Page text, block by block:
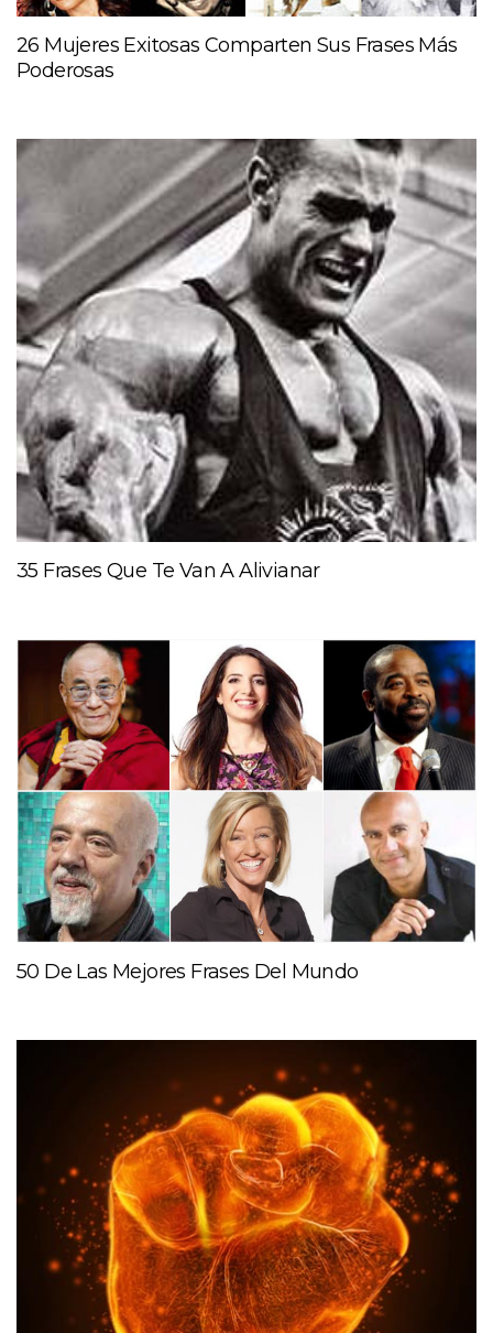
26 Mujeres Exitosas Comparten Sus Frases Más
Poderosas
35 Frases Que Te Van A Alivianar
50 De Las Mejores Frases Del Mundo